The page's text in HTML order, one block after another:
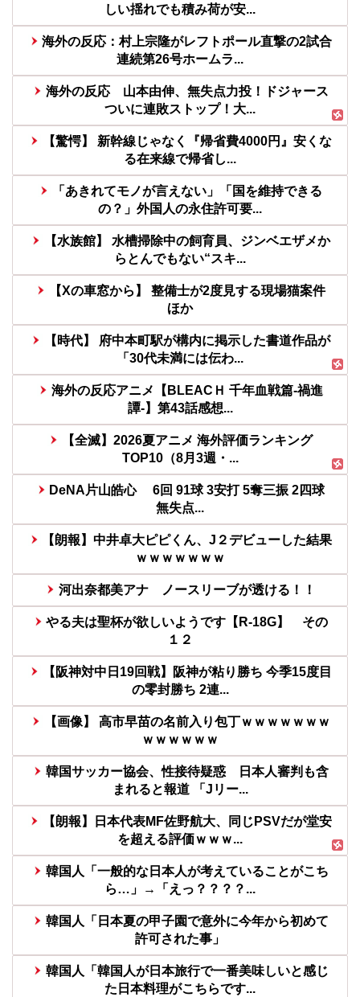
しい揺れでも積み荷が安...
海外の反応：村上宗隆がレフトポール直撃の2試合
連続第26号ホームラ...
海外の反応 山本由伸、無失点力投！ドジャース
ついに連敗ストップ！大...
【驚愕】 新幹線じゃなく『帰省費4000円』安くな
る在来線で帰省し...
「あきれてモノが言えない」「国を維持できる
の？」外国人の永住許可要...
【水族館】 水槽掃除中の飼育員、ジンベエザメか
らとんでもない“スキ...
【Xの車窓から】 整備士が2度見する現場猫案件
ほか
【時代】 府中本町駅が構内に掲示した書道作品が
「30代未満には伝わ...
海外の反応アニメ【BLEACＨ 千年血戦篇-禍進
譚-】第43話感想...
【全滅】2026夏アニメ 海外評価ランキング
TOP10（8月3週・...
DeNA片山皓心 6回 91球 3安打 5奪三振 2四球
無失点...
【朗報】中井卓大ピピくん、J２デビューした結果
ｗｗｗｗｗｗｗ
河出奈都美アナ ノースリーブが透ける！！
やる夫は聖杯が欲しいようです【R-18G】 その
１２
【阪神対中日19回戦】阪神が粘り勝ち 今季15度目
の零封勝ち 2連...
【画像】 高市早苗の名前入り包丁ｗｗｗｗｗｗｗ
ｗｗｗｗｗｗ
韓国サッカー協会、性接待疑惑 日本人審判も含
まれると報道 「Jリー...
【朗報】日本代表MF佐野航大、同じPSVだが堂安
を超える評価ｗｗｗ...
韓国人「一般的な日本人が考えていることがこち
ら…」→「えっ？？？？...
韓国人「日本夏の甲子園で意外に今年から初めて
許可された事」
韓国人「韓国人が日本旅行で一番美味しいと感じ
た日本料理がこちらです...